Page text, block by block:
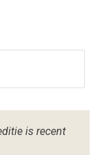
is recent